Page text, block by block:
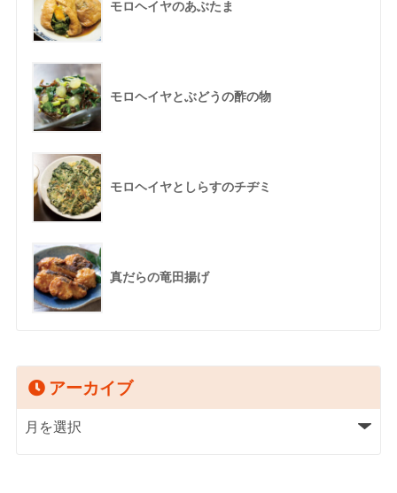
モロヘイヤのあぶたま
モロヘイヤとぶどうの酢の物
モロヘイヤとしらすのチヂミ
真だらの竜田揚げ
アーカイブ